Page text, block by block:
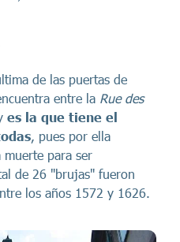
de las puertas de
entre la Rue des
es la que tiene el
, pues por ella
muerte para ser
de 26 "brujas" fueron
los años 1572 y 1626.